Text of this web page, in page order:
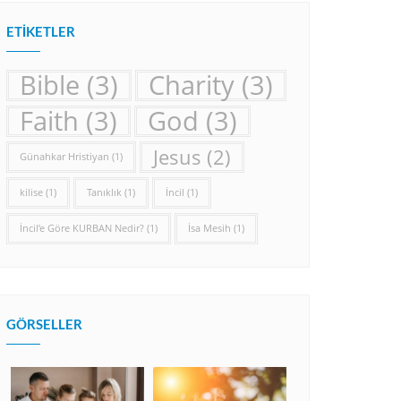
ETIKETLER
Bible (3) Charity (3)
Faith (3) God (3)
Günahkar Hristiyan (1) Jesus (2)
kilise (1) Tanıklık (1) İncil (1)
İncil’e Göre KURBAN Nedir? (1) İsa Mesih (1)
GÖRSELLER